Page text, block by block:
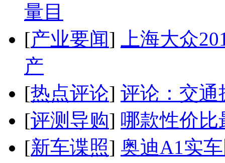
量目
[产业要闻]
上海大众
产
[热点评论] 评论：交通
[评测导购] 哪款性价比
[新车谍照] 奥迪A1实